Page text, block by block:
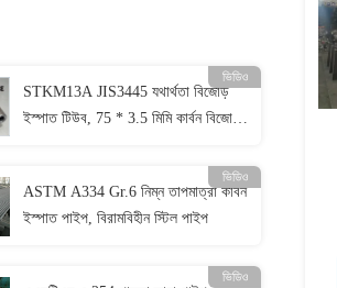
ভিডিও
STKM13A JIS3445 যথার্থতা বিজোড়
ইস্পাত টিউব, 75 * 3.5 মিমি কার্বন বিজোড়
ভিডিও
ASTM A334 Gr.6 নিম্ন তাপমাত্রা কার্বন
ইস্পাত পাইপ, বিরামবিহীন স্টিল পাইপ
ভিডিও